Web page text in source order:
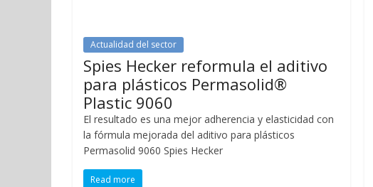
Actualidad del sector
Spies Hecker reformula el aditivo
para plásticos Permasolid®
Plastic 9060
El resultado es una mejor adherencia y elasticidad con
la fórmula mejorada del aditivo para plásticos
Permasolid 9060 Spies Hecker
Read more